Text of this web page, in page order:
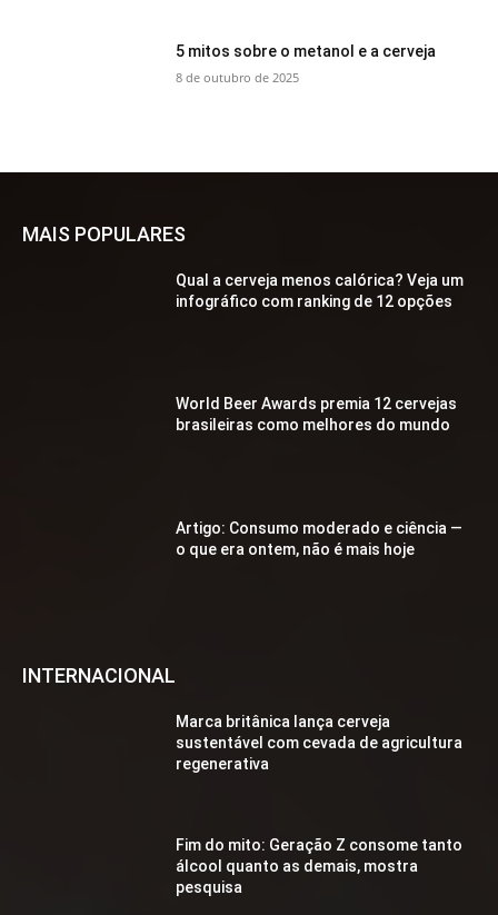
5 mitos sobre o metanol e a cerveja
8 de outubro de 2025
MAIS POPULARES
Qual a cerveja menos calórica? Veja um
infográfico com ranking de 12 opções
World Beer Awards premia 12 cervejas
brasileiras como melhores do mundo
Artigo: Consumo moderado e ciência —
o que era ontem, não é mais hoje
INTERNACIONAL
Marca britânica lança cerveja
sustentável com cevada de agricultura
regenerativa
Fim do mito: Geração Z consome tanto
álcool quanto as demais, mostra
pesquisa